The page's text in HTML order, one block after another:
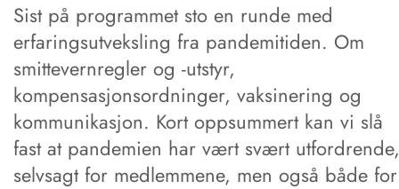
Sist på programmet sto en runde med
erfaringsutveksling fra pandemitiden. Om
smittevernregler og -utstyr,
kompensasjonsordninger, vaksinering og
kommunikasjon. Kort oppsummert kan vi slå
fast at pandemien har vært svært utfordrende,
selvsagt for medlemmene, men også både for